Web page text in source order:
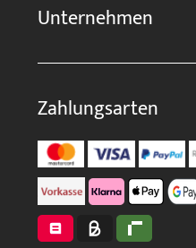
Unternehmen
Zahlungsarten